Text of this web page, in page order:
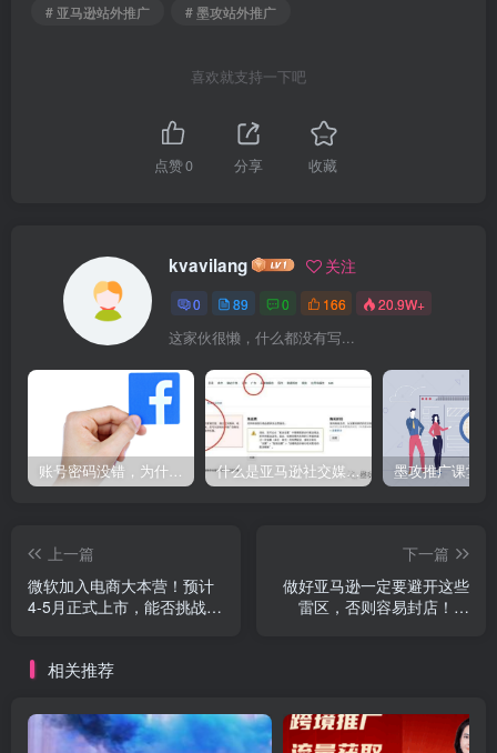
# 亚马逊站外推广
# 墨攻站外推广
喜欢就支持一下吧
点赞0 分享 收藏
kvavilang 关注
0 89 0 166 20.9W+
这家伙很懒，什么都没有写...
账号密码没错，为什么Facebook登录不了电脑端?就用这个方法解决，So easy！ 什么是亚马逊社交媒体促销活动？6年资深运营为您答疑解惑
上一篇
微软加入电商大本营！预计
4-5月正式上市，能否挑战亚
下一篇
做好亚马逊一定要避开这些
雷区，否则容易封店！—
相关推荐